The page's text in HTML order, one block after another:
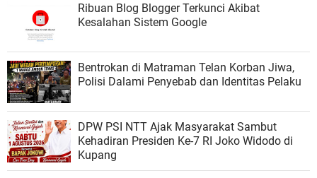
Ribuan Blog Blogger Terkunci Akibat
Kesalahan Sistem Google
Bentrokan di Matraman Telan Korban Jiwa,
Polisi Dalami Penyebab dan Identitas Pelaku
DPW PSI NTT Ajak Masyarakat Sambut
Kehadiran Presiden Ke-7 RI Joko Widodo di
Kupang